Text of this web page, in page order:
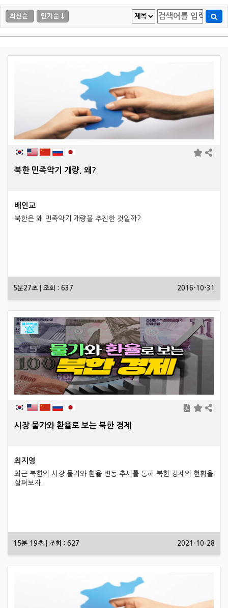
최신순 인기순
북한 민족악기 개량, 왜?
배인교
북한은 왜 민족악기 개량을 추진한 것일까?
5분27초 | 조회 : 637 2016-10-31
시장 물가와 환율로 보는 북한 경제
최지영
최근 북한의 시장 물가와 환율 변동 추세를 통해 북한 경제의 현황을
살펴보자.
15분 19초 | 조회 : 627 2021-10-28